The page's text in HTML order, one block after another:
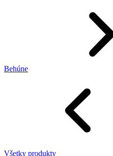
Behúne
Všetky produkty